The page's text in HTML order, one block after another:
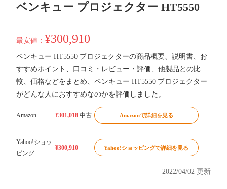
ベンキュー プロジェクター HT5550
最安値： ¥300,910
ベンキュー HT5550 プロジェクターの商品概要、説明書、お
すすめポイント、口コミ・レビュー・評価、他製品との比
較、価格などをまとめ、ベンキュー HT5550 プロジェクター
がどんな人におすすめなのかを評価しました。
Amazon ¥301,018 中古 Amazonで詳細を見る
Yahoo!ショッ
ピング
¥300,910 Yahoo!ショッピングで詳細を見る
2022/04/02 更新